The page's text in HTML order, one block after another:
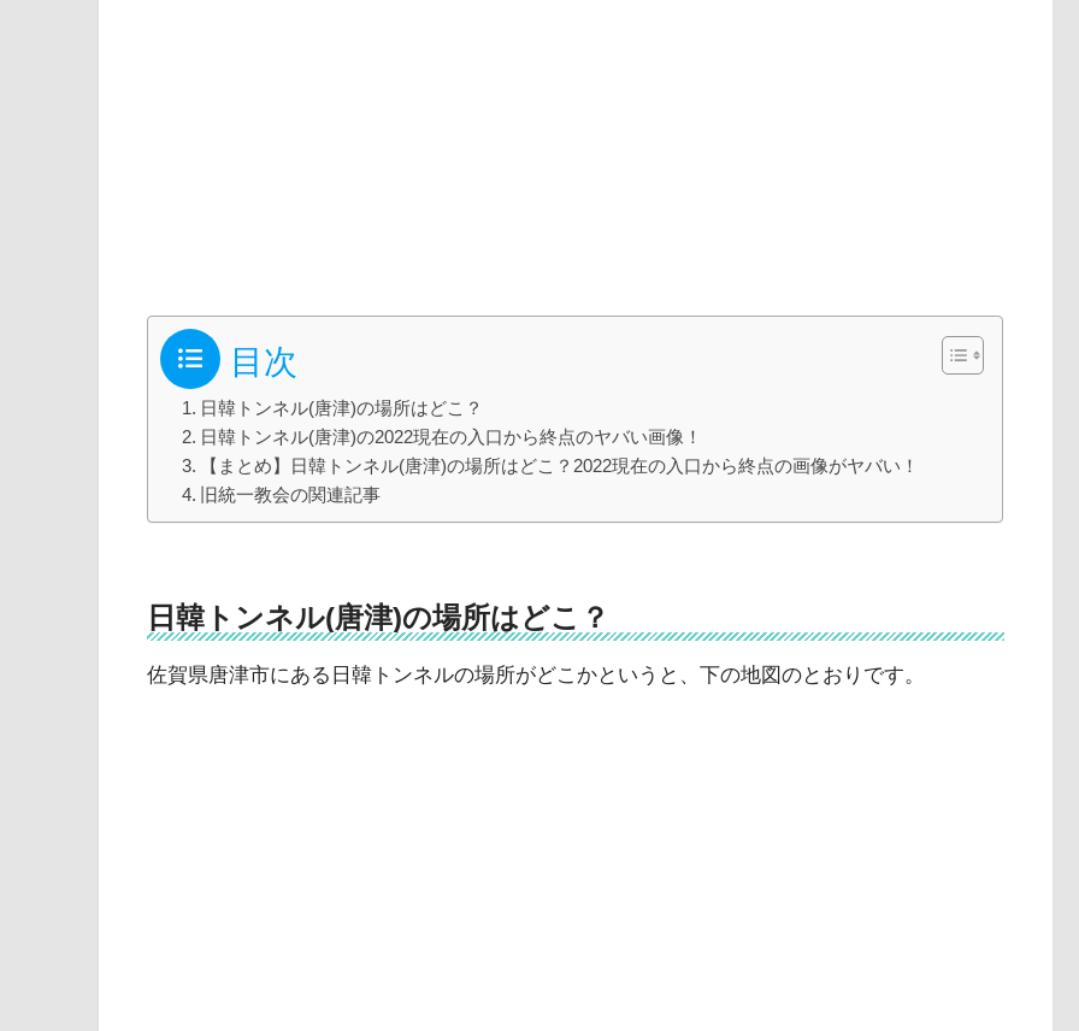
目次
日韓トンネル(唐津)の場所はどこ？
日韓トンネル(唐津)の2022現在の入口から終点のヤバい画像！
【まとめ】日韓トンネル(唐津)の場所はどこ？2022現在の入口から終点の画像がヤバい！
旧統一教会の関連記事
日韓トンネル(唐津)の場所はどこ？
佐賀県唐津市にある日韓トンネルの場所がどこかというと、下の地図のとおりです。